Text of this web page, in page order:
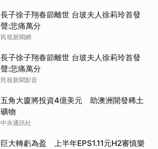
長子徐子翔春節離世 台玻夫人徐莉玲首發
聲:悲痛萬分
民視新聞網
長子徐子翔春節離世 台玻夫人徐莉玲首發
聲:悲痛萬分
民視新聞影音
五角大廈將投資4億美元 助澳洲開發稀土
礦物
中央通訊社
巨大轉虧為盈 上半年EPS1.11元H2審慎樂